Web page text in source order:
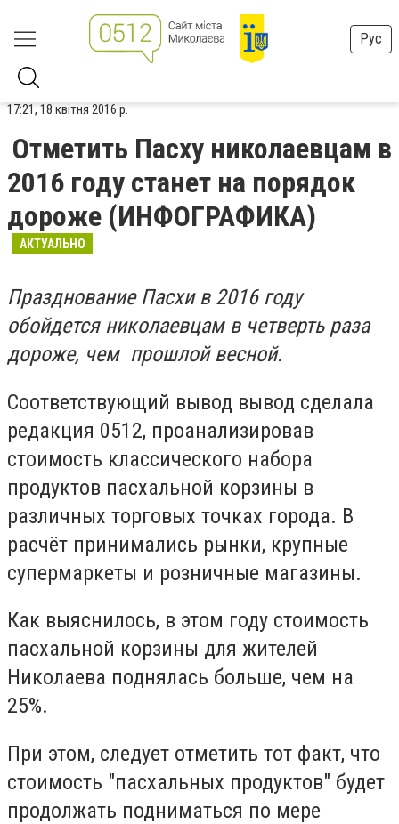
Рус
17:21, 18 квітня 2016 р.
Отметить Пасху николаевцам в
2016 году станет на порядок
дороже (ИНФОГРАФИКА)
АКТУАЛЬНО
Празднование Пасхи в 2016 году
обойдется николаевцам в четверть раза
дороже, чем прошлой весной.
Соответствующий вывод вывод сделала
редакция 0512, проанализировав
стоимость классического набора
продуктов пасхальной корзины в
различных торговых точках города. В
расчёт принимались рынки, крупные
супермаркеты и розничные магазины.
Как выяснилось, в этом году стоимость
пасхальной корзины для жителей
Николаева поднялась больше, чем на
25%.
При этом, следует отметить тот факт, что
стоимость "пасхальных продуктов" будет
продолжать подниматься по мере